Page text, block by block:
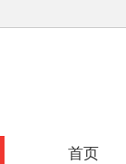
首页